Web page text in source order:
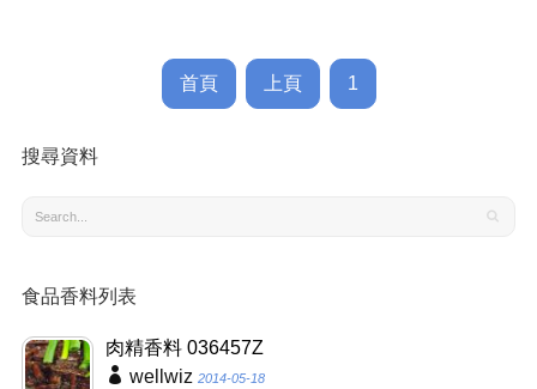
首頁 上頁 1
搜尋資料
食品香料列表
肉精香料 036457Z
wellwiz 2014-05-18